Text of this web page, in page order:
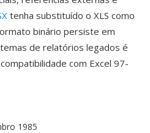
tenha substituído o XLS como
binário persiste em
de relatórios legados é
com Excel 97-
1985